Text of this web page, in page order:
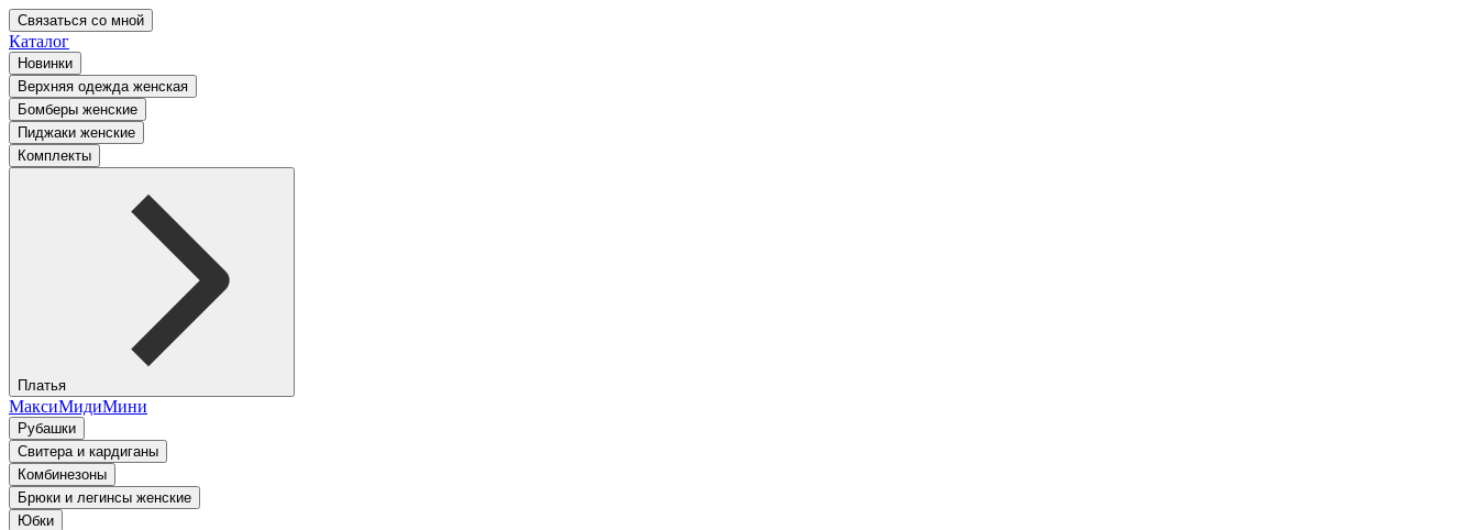
Связаться со мной
Каталог
Новинки
Верхняя одежда женская
Бомберы женские
Пиджаки женские
Комплекты
Платья
МаксиМидиМини
Рубашки
Свитера и кардиганы
Комбинезоны
Брюки и легинсы женские
Юбки